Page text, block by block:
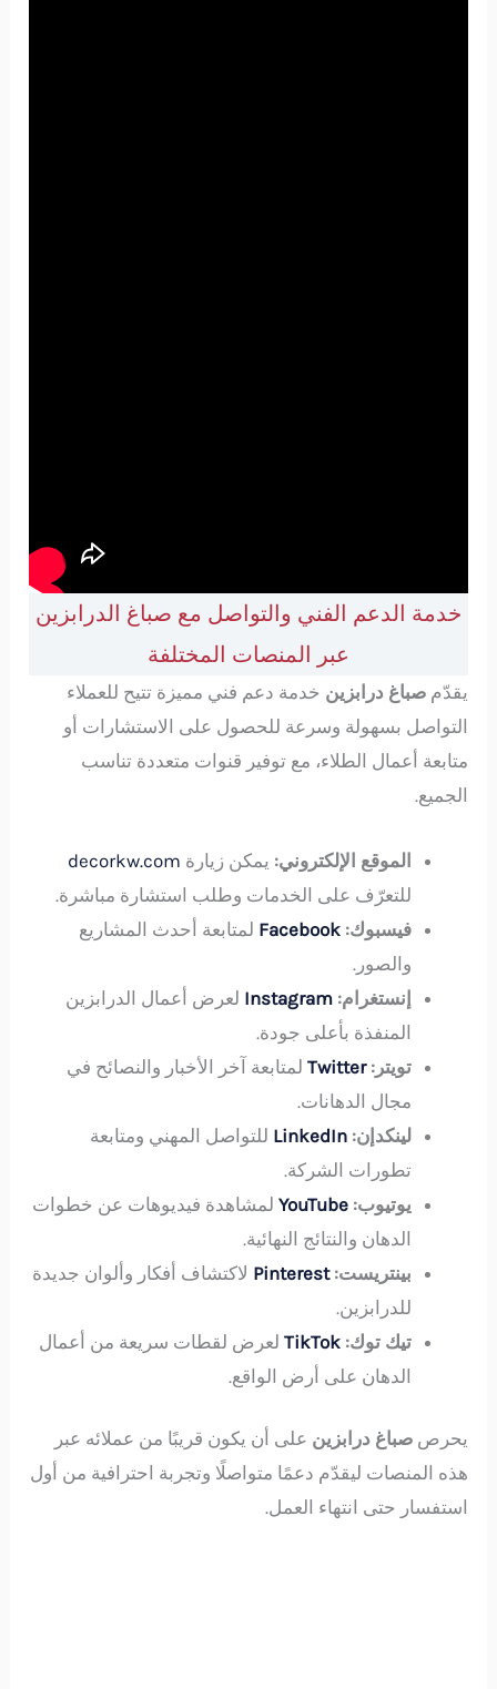
خدمة الدعم الفني والتواصل مع صباغ الدرابزين
عبر المنصات المختلفة
يقدّمصباغ درابزين خدمة دعم فني مميزة تتيح للعملاء
التواصل بسهولة وسرعة للحصول على الاستشارات أو
متابعة أعمال الطلاء، مع توفير قنوات متعددة تناسب
الجميع.
الموقع الإلكتروني: يمكن زيارة decorkw.com
للتعرّف على الخدمات وطلب استشارة مباشرة.
فيسبوك: Facebook لمتابعة أحدث المشاريع
والصور.
إنستغرام: Instagram لعرض أعمال الدرابزين
المنفذة بأعلى جودة.
تويتر: Twitter لمتابعة آخر الأخبار والنصائح في
مجال الدهانات.
لينكدإن: LinkedIn للتواصل المهني ومتابعة
تطورات الشركة.
يوتيوب: YouTube لمشاهدة فيديوهات عن خطوات
الدهان والنتائج النهائية.
بينتريست: Pinterest لاكتشاف أفكار وألوان جديدة
للدرابزين.
تيك توك: TikTok لعرض لقطات سريعة من أعمال
الدهان على أرض الواقع.
يحرصصباغ درابزين على أن يكون قريبًا من عملائه عبر
هذه المنصات ليقدّم دعمًا متواصلًا وتجربة احترافية من أول
استفسار حتى انتهاء العمل.